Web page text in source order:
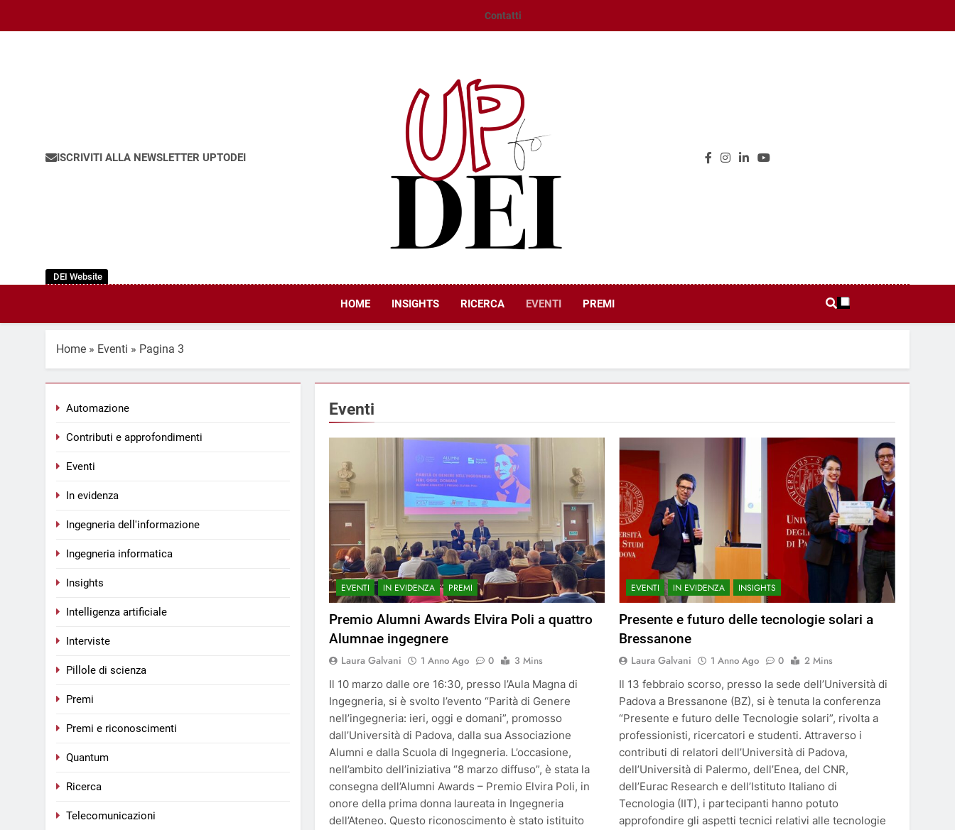
Contatti
ISCRIVITI ALLA NEWSLETTER UPTODEI
DEI Website UpToDEI
HOME INSIGHTS RICERCA EVENTI PREMI
Home » Eventi » Pagina 3
Automazione
Contributi e approfondimenti
Eventi
In evidenza
Ingegneria dell'informazione
Ingegneria informatica
Insights
Intelligenza artificiale
Interviste
Pillole di scienza
Premi
Premi e riconoscimenti
Quantum
Ricerca
Telecomunicazioni
Eventi
EVENTI IN EVIDENZA PREMI
Premio Alumni Awards Elvira Poli a quattro
Alumnae ingegnere
Laura Galvani 1 Anno Ago 0
3 Mins
Il 10 marzo dalle ore 16:30, presso l’Aula Magna di
Ingegneria, si è svolto l’evento “Parità di Genere
nell’ingegneria: ieri, oggi e domani”, promosso
dall’Università di Padova, dalla sua Associazione
Alumni e dalla Scuola di Ingegneria. L’occasione,
nell’ambito dell’iniziativa “8 marzo diffuso”, è stata la
consegna dell’Alumni Awards – Premio Elvira Poli, in
onore della prima donna laureata in Ingegneria
dell’Ateneo. Questo riconoscimento è stato istituito
EVENTI IN EVIDENZA INSIGHTS
Presente e futuro delle tecnologie solari a
Bressanone
Laura Galvani 1 Anno Ago 0
2 Mins
Il 13 febbraio scorso, presso la sede dell’Università di
Padova a Bressanone (BZ), si è tenuta la conferenza
“Presente e futuro delle Tecnologie solari”, rivolta a
professionisti, ricercatori e studenti. Attraverso i
contributi di relatori dell’Università di Padova,
dell’Università di Palermo, dell’Enea, del CNR,
dell’Eurac Research e dell’Istituto Italiano di
Tecnologia (IIT), i partecipanti hanno potuto
approfondire gli aspetti tecnici relativi alle tecnologie